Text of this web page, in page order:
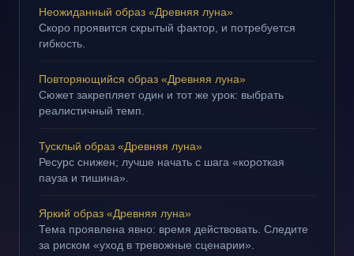
Неожиданный образ «Древняя луна»
Скоро проявится скрытый фактор, и потребуется
гибкость.
Повторяющийся образ «Древняя луна»
Сюжет закрепляет один и тот же урок: выбрать
реалистичный темп.
Тусклый образ «Древняя луна»
Ресурс снижен; лучше начать с шага «короткая
пауза и тишина».
Яркий образ «Древняя луна»
Тема проявлена явно: время действовать. Следите
за риском «уход в тревожные сценарии».